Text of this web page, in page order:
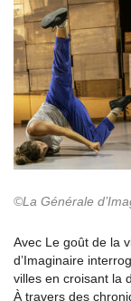
©La Générale
Avec Le goût de la
d’Imaginaire
villes en croisant la
À travers des